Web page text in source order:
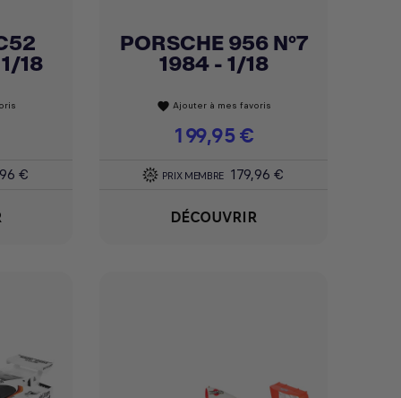
18
€
Achat express
PORSCHE 956 N°7
1984 - 1/18
favorite Ajouter à mes favoris
Prix
199,95 €
PRIX MEMBRE 179,96 €
DÉCOUVRIR